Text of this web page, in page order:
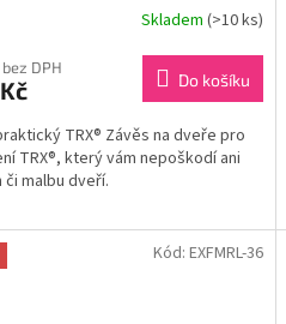
Skladem (>10 ks)
DPH
Do košíku
TRX® Závěs na dveře pro
TRX®, který vám nepoškodí ani
malbu dveří.
Kód: EXFMRL-36